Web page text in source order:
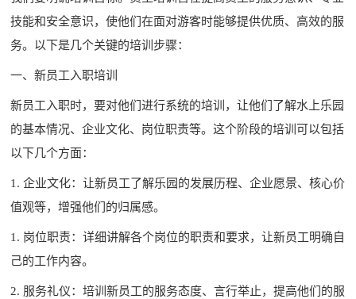
技能和安全意识，使他们在面对游客时能够提供优质、高效的服
务。以下是几个关键的培训步骤：
一、新员工入职培训
新员工入职时，要对他们进行系统的培训，让他们了解水上乐园
的基本情况、企业文化、岗位职责等。这个阶段的培训可以包括
以下几个方面：
1. 企业文化：让新员工了解乐园的发展历程、企业愿景、核心价
值观等，增强他们的归属感。
1. 岗位职责：详细讲解各个岗位的职责和要求，让新员工明确自
己的工作内容。
2. 服务礼仪：培训新员工的服务态度、言行举止，提高他们的服